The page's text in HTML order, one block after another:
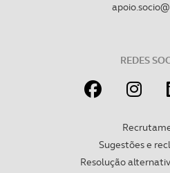
REDES
Sugestões e
Resolução